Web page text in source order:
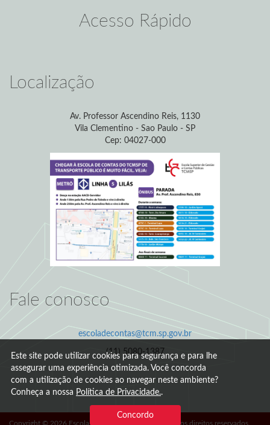
Acesso Rápido
Localização
Av. Professor Ascendino Reis, 1130
Vila Clementino - Sao Paulo - SP
Cep: 04027-000
Fale conosco
escoladecontas@tcm.sp.gov.br
(11) 5080-1387
Copyright © 2026 Escola de Contas - TCM/SP. Todos os direitos reservados.
Este site pode utilizar cookies para segurança e para lhe
assegurar uma experiência otimizada. Você concorda
com a utilização de cookies ao navegar neste ambiente?
Conheça a nossa Política de Privacidade..
Concordo